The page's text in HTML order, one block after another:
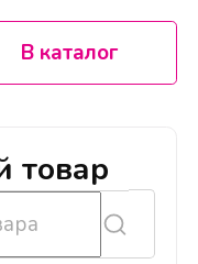
В каталог
товар